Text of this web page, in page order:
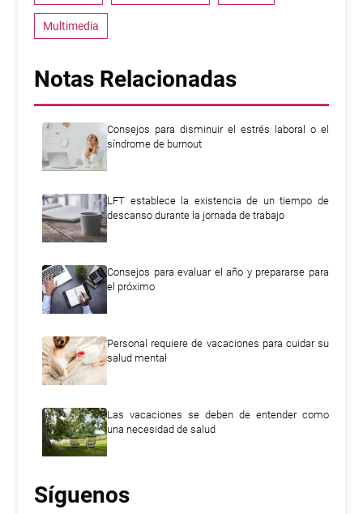
Multimedia
Notas Relacionadas
Consejos para disminuir el estrés laboral o el
síndrome de burnout
LFT establece la existencia de un tiempo de
descanso durante la jornada de trabajo
Consejos para evaluar el año y prepararse para
el próximo
Personal requiere de vacaciones para cuidar su
salud mental
Las vacaciones se deben de entender como
una necesidad de salud
Síguenos